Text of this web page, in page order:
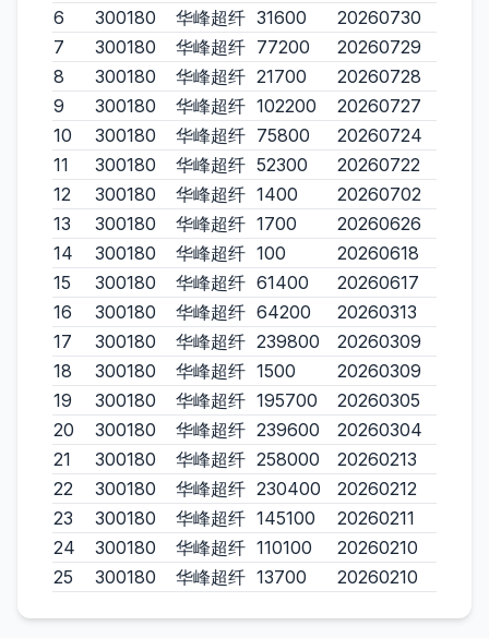
6
300180 华峰超纤 31600
20260730
7
300180 华峰超纤 77200
20260729
8
300180 华峰超纤 21700
20260728
9
300180 华峰超纤 102200
20260727
10
300180 华峰超纤 75800
20260724
11
300180 华峰超纤 52300
20260722
12
300180 华峰超纤 1400
20260702
13
300180 华峰超纤 1700
20260626
14
300180 华峰超纤 100
20260618
15
300180 华峰超纤 61400
20260617
16
300180 华峰超纤 64200
20260313
17
300180 华峰超纤 239800
20260309
18
300180 华峰超纤 1500
20260309
19
300180 华峰超纤 195700
20260305
20
300180 华峰超纤 239600
20260304
21
300180 华峰超纤 258000
20260213
22
300180 华峰超纤 230400
20260212
23
300180 华峰超纤 145100
20260211
24
300180 华峰超纤 110100
20260210
25
300180 华峰超纤 13700 20260210